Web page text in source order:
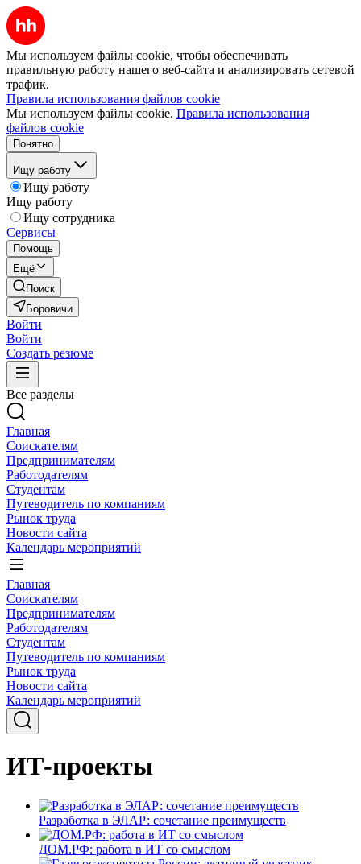
Мы используем файлы cookie, чтобы обеспечивать
правильную работу нашего веб-сайта и анализировать сетевой
трафик.
Правила использования файлов cookie
Мы используем файлы cookie. Правила использования
файлов cookie
Понятно
Ищу работу
Ищу работу
Ищу работу
Ищу сотрудника
Сервисы
Помощь
Ещё
Поиск
Боровичи
Войти
Войти
Создать резюме
Все разделы
Главная
Соискателям
Предпринимателям
Работодателям
Студентам
Путеводитель по компаниям
Рынок труда
Новости сайта
Календарь мероприятий
Главная
Соискателям
Предпринимателям
Работодателям
Студентам
Путеводитель по компаниям
Рынок труда
Новости сайта
Календарь мероприятий
ИТ-проекты
Разработка в ЭЛАР: сочетание преимуществ
ДОМ.РФ: работа в ИТ со смыслом